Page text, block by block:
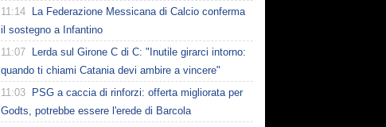
11:14
La Federazione Messicana di Calcio conferma
il sostegno a Infantino
11:07
Lerda sul Girone C di C: "Inutile girarci intorno:
quando ti chiami Catania devi ambire a vincere"
11:03
PSG a caccia di rinforzi: offerta migliorata per
Godts, potrebbe essere l'erede di Barcola